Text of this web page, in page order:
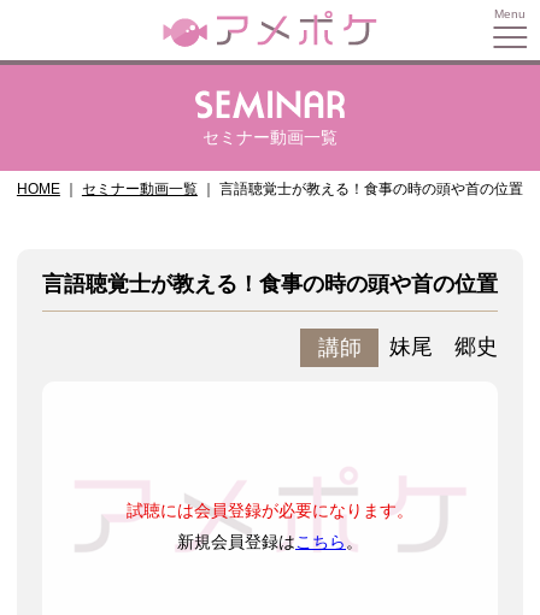
セミナー動画一覧
HOME セミナー動画一覧 言語聴覚士が教える！食事の時の頭や首の位置
言語聴覚士が教える！食事の時の頭や首の位置
講師 妹尾 郷史
試聴には会員登録が必要になります。
新規会員登録はこちら。